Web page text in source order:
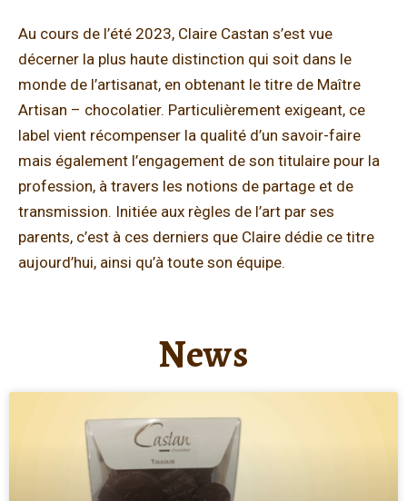
Au cours de l’été 2023, Claire Castan s’est vue
décerner la plus haute distinction qui soit dans le
monde de l’artisanat, en obtenant le titre de Maître
Artisan – chocolatier. Particulièrement exigeant, ce
label vient récompenser la qualité d’un savoir-faire
mais également l’engagement de son titulaire pour la
profession, à travers les notions de partage et de
transmission. Initiée aux règles de l’art par ses
parents, c’est à ces derniers que Claire dédie ce titre
aujourd’hui, ainsi qu’à toute son équipe.
News